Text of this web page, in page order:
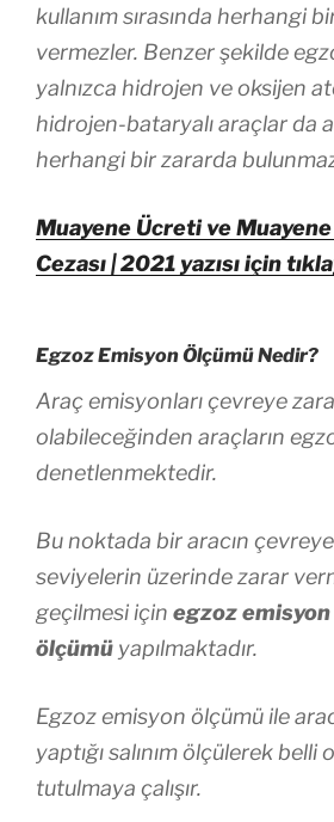
kullanım sırasında herhangi
vermezler. Benzer şekilde
yalnızca hidrojen ve oksijen
hidrojen-bataryalı araçlar da
herhangi bir zararda
Muayene Ücreti ve
Cezası | 2021 yazısı için
Egzoz Emisyon Ölçümü Nedir?
Araç emisyonları çevreye
olabileceğinden araçların
denetlenmektedir.
Bu noktada bir aracın
seviyelerin üzerinde zarar
geçilmesi için egzoz emisyon
ölçümü yapılmaktadır.
Egzoz emisyon ölçümü ile
yaptığı salınım ölçülerek belli
tutulmaya çalışır.